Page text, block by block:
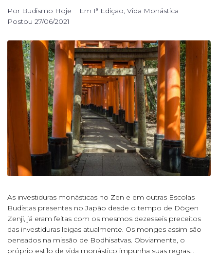
Por Budismo Hoje Em1ª Edição, Vida Monástica
Postou 27/06/2021
As investiduras monásticas no Zen e em outras Escolas
Budistas presentes no Japão desde o tempo de Dōgen
Zenji, já eram feitas com os mesmos dezesseis preceitos
das investiduras leigas atualmente. Os monges assim são
pensados na missão de Bodhisatvas. Obviamente, o
próprio estilo de vida monástico impunha suas regras...